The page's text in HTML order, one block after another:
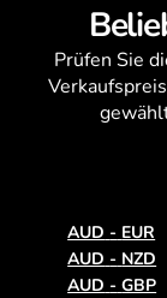
Prüfen Sie
AUD - EUR
AUD - NZD
AUD - GBP